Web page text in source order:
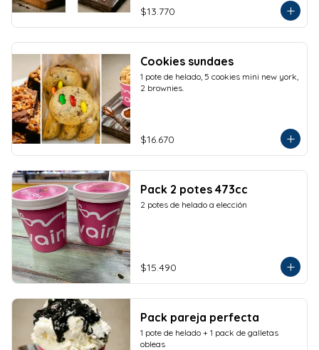
$13.770
Cookies sundaes
1 pote de helado, 5 cookies mini new york,
2 brownies.
$16.670
Pack 2 potes 473cc
2 potes de helado a elección
$15.490
Pack pareja perfecta
1 pote de helado + 1 pack de galletas
obleas